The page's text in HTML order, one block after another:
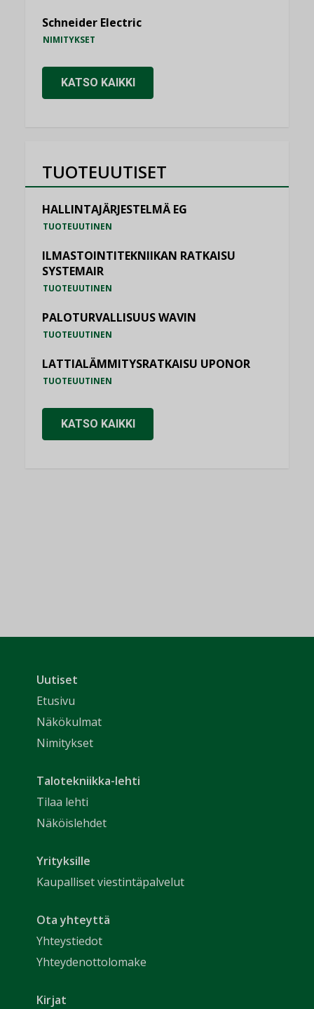
Schneider Electric
NIMITYKSET
KATSO KAIKKI
TUOTEUUTISET
HALLINTAJÄRJESTELMÄ EG
TUOTEUUTINEN
ILMASTOINTITEKNIIKAN RATKAISU
SYSTEMAIR
TUOTEUUTINEN
PALOTURVALLISUUS WAVIN
TUOTEUUTINEN
LATTIALÄMMITYSRATKAISU UPONOR
TUOTEUUTINEN
KATSO KAIKKI
Uutiset
Etusivu
Näkökulmat
Nimitykset
Talotekniikka-lehti
Tilaa lehti
Näköislehdet
Yrityksille
Kaupalliset viestintäpalvelut
Ota yhteyttä
Yhteystiedot
Yhteydenottolomake
Kirjat